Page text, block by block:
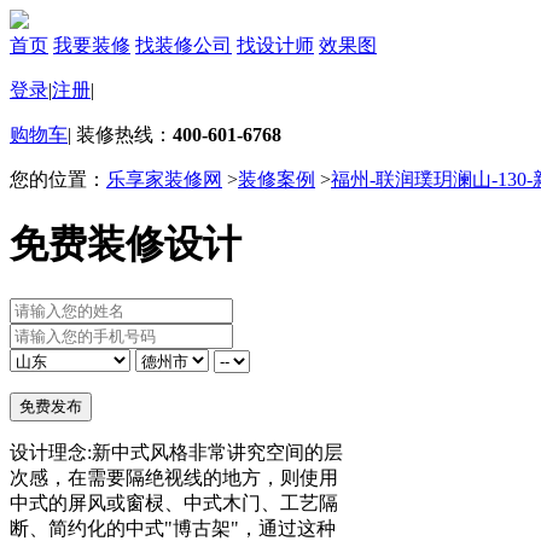
首页 我要装修 找装修公司 找设计师 效果图
登录|注册|
购物车| 装修热线： 400-601-6768
您的位置： 乐享家装修网 >装修案例 >福州-联润璞玥澜山-130-
免费装修设计
设计理念:新中式风格非常讲究空间的层
次感，在需要隔绝视线的地方，则使用
中式的屏风或窗棂、中式木门、工艺隔
断、简约化的中式"博古架"，通过这种